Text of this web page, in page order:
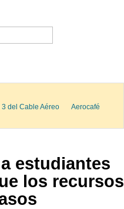
3 del Cable Aéreo
Aerocafé
estudiantes
los recursos